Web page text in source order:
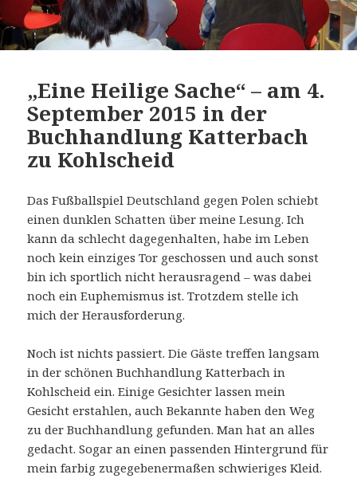
„Eine Heilige Sache“ – am 4.
September 2015 in der
Buchhandlung Katterbach
zu Kohlscheid
Das Fußballspiel Deutschland gegen Polen schiebt
einen dunklen Schatten über meine Lesung. Ich
kann da schlecht dagegenhalten, habe im Leben
noch kein einziges Tor geschossen und auch sonst
bin ich sportlich nicht herausragend – was dabei
noch ein Euphemismus ist. Trotzdem stelle ich
mich der Herausforderung.
Noch ist nichts passiert. Die Gäste treffen langsam
in der schönen Buchhandlung Katterbach in
Kohlscheid ein. Einige Gesichter lassen mein
Gesicht erstahlen, auch Bekannte haben den Weg
zu der Buchhandlung gefunden. Man hat an alles
gedacht. Sogar an einen passenden Hintergrund für
mein farbig zugegebenermaßen schwieriges Kleid.